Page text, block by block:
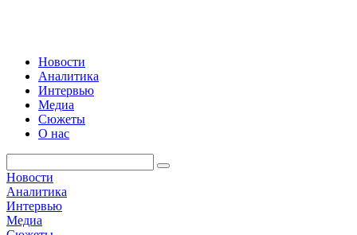
Новости
Аналитика
Интервью
Медиа
Сюжеты
О нас
Новости
Аналитика
Интервью
Медиа